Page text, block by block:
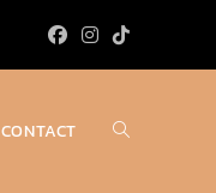
CONTACT Toggle